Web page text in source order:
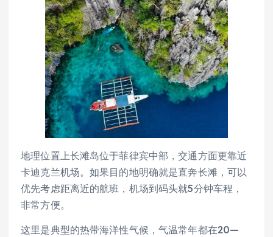
地理位置上长滩岛位于菲律宾中部，交通方面更靠近
卡迪克兰机场。如果目的地明确就是直奔长滩，可以
优先考虑距离近的航班，机场到码头就5分钟车程，
非常方便。
这里是典型的热带海洋性气候，气温常年都在20—